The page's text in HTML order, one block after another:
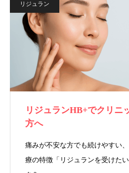
リジュラン
リジュランHB+でクリニ
方へ
痛みが不安な方でも続けやすい
療の特徴「リジュランを受けた